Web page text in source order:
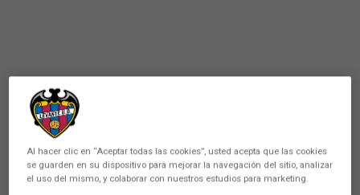
Al hacer clic en “Aceptar todas las cookies”, usted acepta que las cookies
se guarden en su dispositivo para mejorar la navegación del sitio, analizar
el uso del mismo, y colaborar con nuestros estudios para marketing.